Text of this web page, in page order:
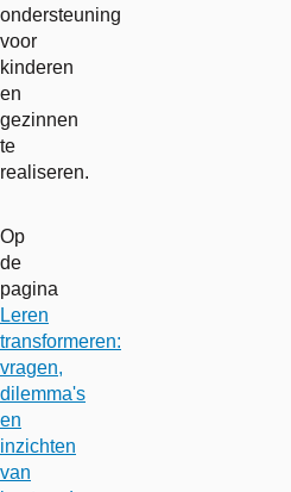
ondersteuning
voor
kinderen
en
gezinnen
te
realiseren.
Op
de
pagina
Leren
transformeren:
vragen,
dilemma's
en
inzichten
van